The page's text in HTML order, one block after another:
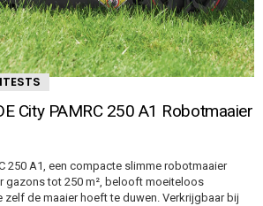
City PAMRC 250 A1 Robotmaaier
250 A1, een compacte slimme robotmaaier
gazons tot 250 m², belooft moeiteloos
de maaier hoeft te duwen. Verkrijgbaar bij